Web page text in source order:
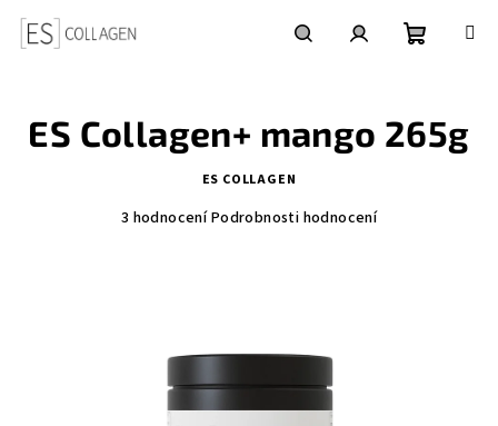
obsah
košík
ES Collagen+ mango 265g
ES COLLAGEN
Průměrné
3 hodnoceníPodrobnosti hodnocení